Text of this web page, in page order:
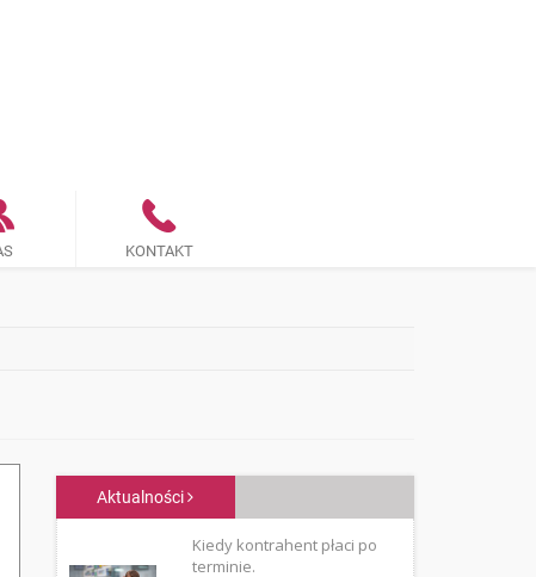
KONTAKT
Aktualności
Kiedy kontrahent płaci po
terminie.